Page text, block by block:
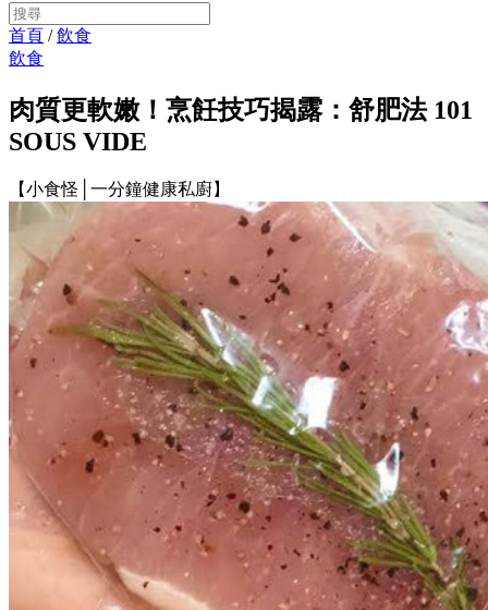
首頁 /飲食
飲食
肉質更軟嫩！烹飪技巧揭露：舒肥法 101
SOUS VIDE
【小食怪│一分鐘健康私廚】